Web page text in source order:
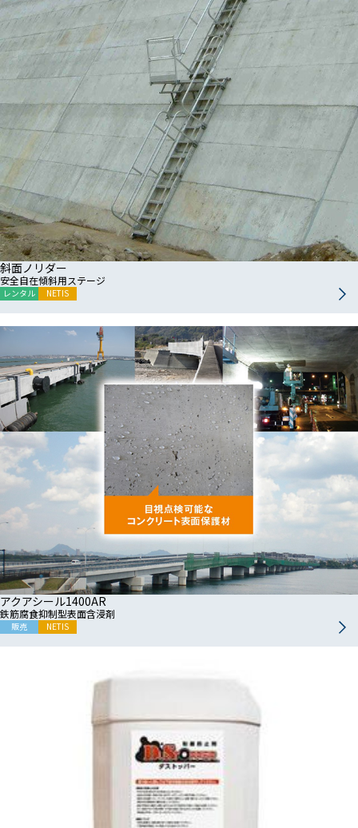
斜面ノリダー
安全自在傾斜用ステージ
レンタル NETIS
アクアシール1400AR
鉄筋腐食抑制型表面含浸剤
販売 NETIS